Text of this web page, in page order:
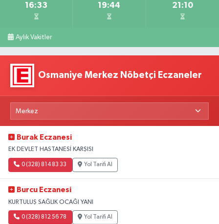
16:33 19:44 21:10
Aylık Vakitler
Osmaniye Merkez Nöbetçi Eczaneler
Burak Eczanesi
EK DEVLET HASTANESİ KARŞISI
0 (328) 814 83 33 Yol Tarifi Al
Burcu Eczanesi
KURTULUŞ SAĞLIK OCAĞI YANI
0 (328) 812 56 78 Yol Tarifi Al